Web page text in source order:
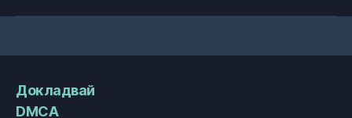
Докладвай
DMCA